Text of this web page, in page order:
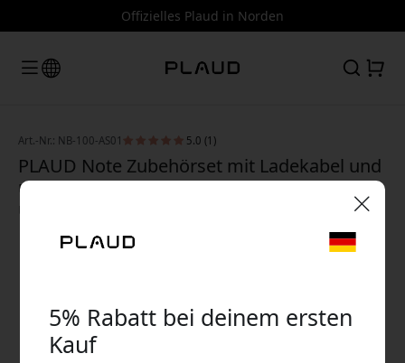
Offizielles Plaud in Norden
Art.-Nr.: NB-100-AS01 5.0 (1)
PLAUD Note Zubehörset mit Ladekabel und
ultradünnem Magnetring für PLAUD Note
5% Rabatt bei deinem ersten
Kauf
🎉 Dein Rabattcode: